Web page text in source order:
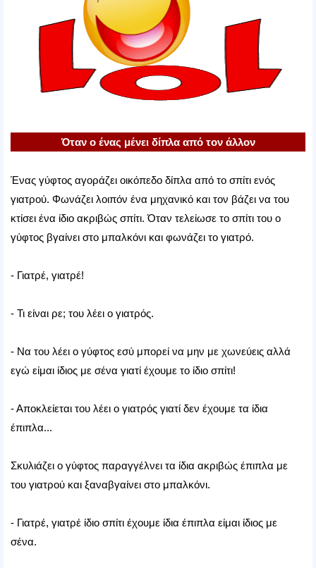
Όταν ο ένας μένει δίπλα από τον άλλον
Ένας γύφτος αγοράζει οικόπεδο δίπλα από το σπίτι ενός
γιατρού. Φωνάζει λοιπόν ένα μηχανικό και τον βάζει να του
κτίσει ένα ίδιο ακριβώς σπίτι. Όταν τελείωσε το σπίτι του ο
γύφτος βγαίνει στο μπαλκόνι και φωνάζει το γιατρό.
- Γιατρέ, γιατρέ!
- Τι είναι ρε; του λέει ο γιατρός.
- Να του λέει ο γύφτος εσύ μπορεί να μην με χωνεύεις αλλά
εγώ είμαι ίδιος με σένα γιατί έχουμε το ίδιο σπίτι!
- Αποκλείεται του λέει ο γιατρός γιατί δεν έχουμε τα ίδια
έπιπλα...
Σκυλιάζει ο γύφτος παραγγέλνει τα ίδια ακριβώς έπιπλα με
του γιατρού και ξαναβγαίνει στο μπαλκόνι.
- Γιατρέ, γιατρέ ίδιο σπίτι έχουμε ίδια έπιπλα είμαι ίδιος με
σένα.